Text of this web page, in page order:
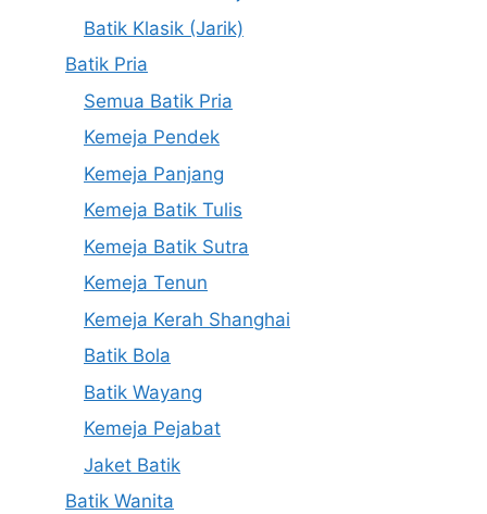
Batik Klasik (Jarik)
Batik Pria
Semua Batik Pria
Kemeja Pendek
Kemeja Panjang
Kemeja Batik Tulis
Kemeja Batik Sutra
Kemeja Tenun
Kemeja Kerah Shanghai
Batik Bola
Batik Wayang
Kemeja Pejabat
Jaket Batik
Batik Wanita